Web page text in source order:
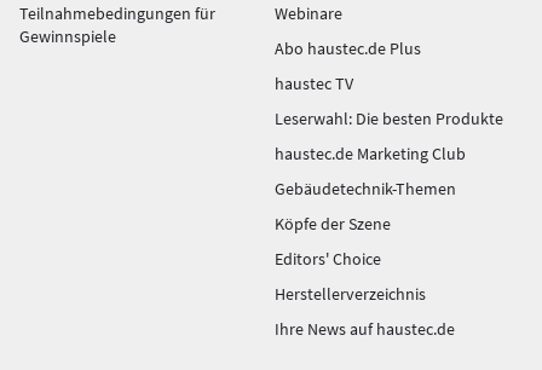
Teilnahmebedingungen für
Gewinnspiele
Webinare
Abo haustec.de Plus
haustec TV
Leserwahl: Die besten Produkte
haustec.de Marketing Club
Gebäudetechnik-Themen
Köpfe der Szene
Editors' Choice
Herstellerverzeichnis
Ihre News auf haustec.de